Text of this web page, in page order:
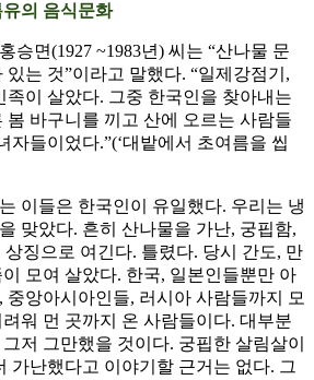
의 음식문화
승면(1927 ~1983년) 씨는 “산나물 문
는 것”이라고 말했다. “일제강점기,
족이 살았다. 그중 한국인을 찾아내는
봄 바구니를 끼고 산에 오르는 사람들
자들이었다.”(‘대밭에서 초여름을 씹
이들은 한국인이 유일했다. 우리는 냉
맞았다. 흔히 산나물을 가난, 궁핍함,
징으로 여긴다. 틀렸다. 당시 간도, 만
모여 살았다. 한국, 일본인들뿐만 아
중앙아시아인들, 러시아 사람들까지 모
워 먼 곳까지 온 사람들이다. 대부분
저 그만했을 것이다. 궁핍한 살림살이
가난했다고 이야기할 근거는 없다. 그